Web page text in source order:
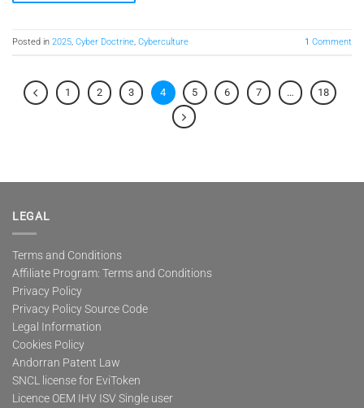
Posted in 2025, Cyber Doctrine, Cyberculture 1 Comment
1 2 3 4 5 6 7 … 18
LEGAL
Terms and Conditions
Affiliate Program: Terms and Conditions
Privacy Policy
Privacy Policy Source Code
Legal Information
Cookies Policy
Andorran Patent Law
SNCL license for EviToken
Licence OEM IHV ISV Single user